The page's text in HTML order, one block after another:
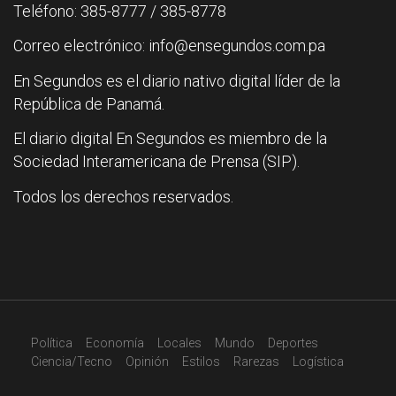
Teléfono: 385-8777 / 385-8778
Correo electrónico: info@ensegundos.com.pa
En Segundos es el diario nativo digital líder de la
República de Panamá.
El diario digital En Segundos es miembro de la
Sociedad Interamericana de Prensa (SIP).
Todos los derechos reservados.
Política Economía Locales Mundo
Deportes
Ciencia/Tecno
Opinión Estilos Rarezas Logística